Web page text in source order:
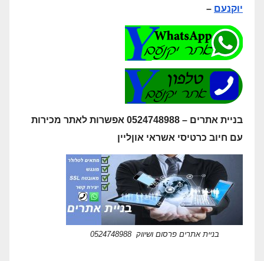
יוקנעם –
בניית אתרים – 0524748988 אפשרות לאתר מכירות
עם חיוב כרטיסי אשראי אוןליין
בניית אתרים פרסום ושיווק 0524748988